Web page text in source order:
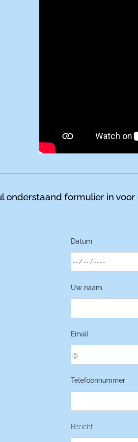
onderstaand formulier in
Datum
Uw naam
Email
Telefoonnummer
Bericht